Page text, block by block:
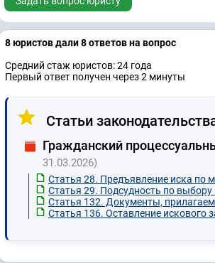
8 юристов дали 8 ответов на вопрос
Средний стаж юристов: 24 годa
Первый ответ получен через 2 минуты
Статьи
Гражданский
31.03.2026)
Статья 28. Предъявление иска по
Статья 29. Подсудность по выбору
Статья 132. Документы,
Статья 136. Оставление искового